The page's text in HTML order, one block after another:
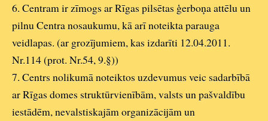
6. Centram ir zīmogs ar Rīgas pilsētas ģerboņa attēlu un
pilnu Centra nosaukumu, kā arī noteikta parauga
veidlapas. (ar grozījumiem, kas izdarīti 12.04.2011.
Nr.114 (prot. Nr.54, 9.§))
7. Centrs nolikumā noteiktos uzdevumus veic sadarbībā
ar Rīgas domes struktūrvienībām, valsts un pašvaldību
iestādēm, nevalstiskajām organizācijām un